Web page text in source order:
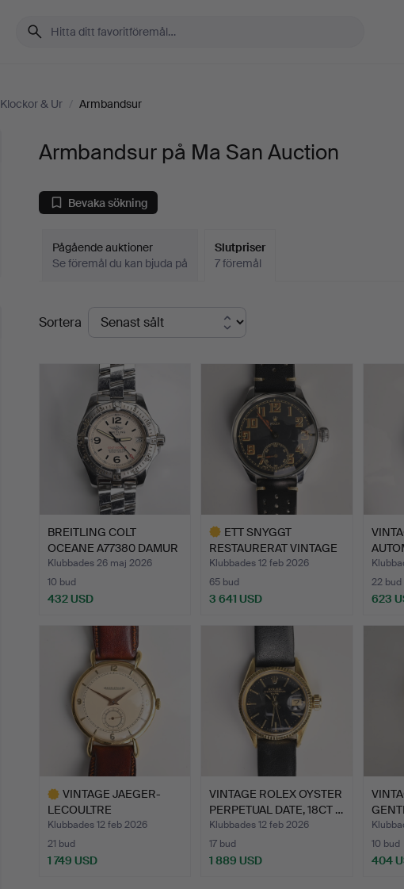
Klockor & Ur / Armbandsur
Armbandsur på Ma San Auction
Bevaka sökning
Pågående auktioner
Se föremål du kan bjuda på
Slutpriser
7 föremål
Slutpriser
Sortera
BREITLING COLT
OCEANE A77380 DAMUR
KVARTS …
Klubbades 26 maj 2026
10 bud
432 USD
ETT SNYGGT
RESTAURERAT VINTAGE
MILITÄRT RO…
Klubbades 12 feb 2026
65 bud
3 641 USD
22 bud
623
VINTAGE JAEGER-
LECOULTRE
HERRARMBANDSUR 18…
Klubbades 12 feb 2026
21 bud
1 749 USD
VINTAGE ROLEX OYSTER
PERPETUAL DATE, 18CT …
Klubbades 12 feb 2026
17 bud
1 889 USD
10 bud
404